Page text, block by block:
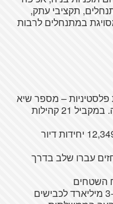
תקציבי עתק,
במתנחלים לרבות
– מספר שיא
של 26 מאחזים חדשים שהוקמו השנה. במקביל 21 קהילות
קידום תכניות בניה – מספר שיא של 12,349 יחידות דיור
לא חוקיים – 15 מאחזים עברו שלב בדרך
השטחים
פיתוח וקידום כבישים – הקצאה של כ-3 מיליארד לכבישים